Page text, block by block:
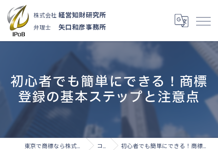
株式会社 経営知財研究所
弁理士 矢口和彦事務所
初心者でも簡単にできる！商標
登録の基本ステップと注意点
コラム 初心者でも簡単にできる！商標登録の基本ステップと注意点